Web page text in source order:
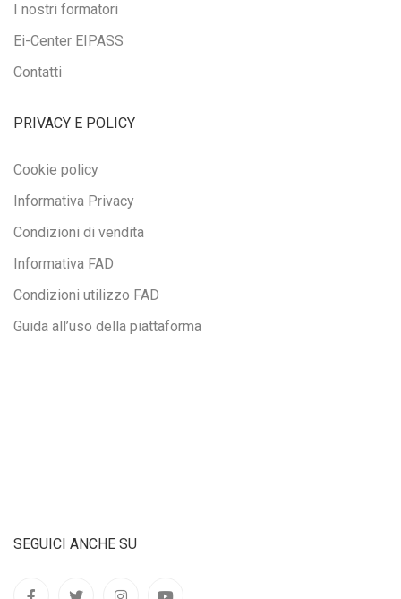
I nostri formatori
Ei-Center EIPASS
Contatti
PRIVACY E POLICY
Cookie policy
Informativa Privacy
Condizioni di vendita
Informativa FAD
Condizioni utilizzo FAD
Guida all’uso della piattaforma
SEGUICI ANCHE SU